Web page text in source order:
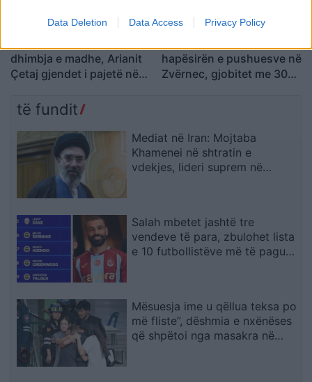
Data Deletion Data Access Privacy Policy
dhimbja e madhe, Arianit
Çetaj gjendet i pajetë në
hapësirën e pushuesve në
Zvërnec, gjobitet me 300
të fundit
Mediat në Iran: Mojtaba
Khamenei në shtratin e
vdekjes, lideri suprem në
Salah mbetet jashtë tre
vendeve të para, zbulohet lista
e 10 futbollistëve më të paguar
Mësuesja ime u qëllua teksa po
më fliste”, dëshmia e nxënëses
që shpëtoi nga masakra në